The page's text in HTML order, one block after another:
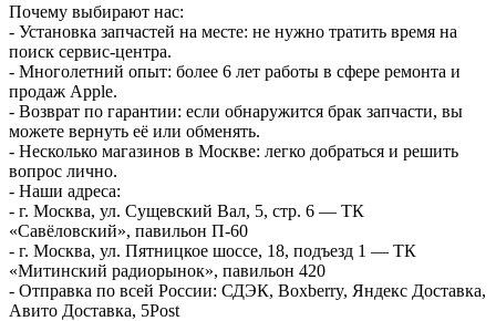
Почему выбирают нас:
- Установка запчастей на месте: не нужно тратить время на
поиск сервис-центра.
- Многолетний опыт: более 6 лет работы в сфере ремонта и
продаж Apple.
- Возврат по гарантии: если обнаружится брак запчасти, вы
можете вернуть её или обменять.
- Несколько магазинов в Москве: легко добраться и решить
вопрос лично.
- Наши адреса:
- г. Москва, ул. Сущевский Вал, 5, стр. 6 — ТК
«Савёловский», павильон П-60
- г. Москва, ул. Пятницкое шоссе, 18, подъезд 1 — ТК
«Митинский радиорынок», павильон 420
- Отправка по всей России: СДЭК, Boxberry, Яндекс Доставка,
Авито Доставка, 5Post